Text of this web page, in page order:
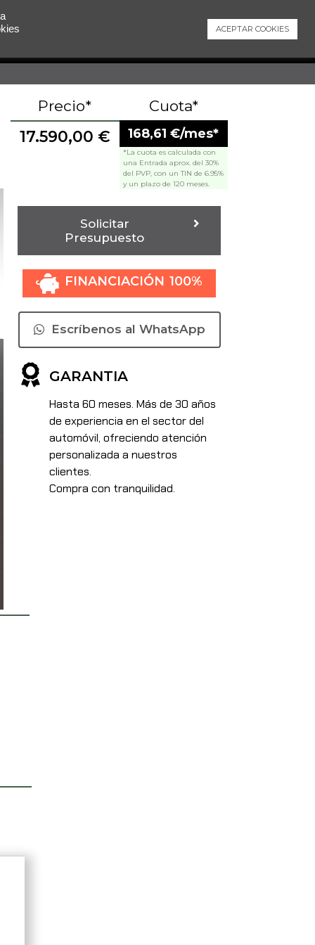
Contacto
Precio*
17.590,00 €
Cuota*
168,61 €/mes*
*La cuota es calculada con
una Entrada aprox. del 30%
del PVP, con un TIN de 6.95%
y un plazo de 120 meses.
Solicitar
Presupuesto
FINANCIACIÓN 100%
Escríbenos al WhatsApp
GARANTIA
Hasta 60 meses. Más de 30 años
de experiencia en el sector del
automóvil, ofreciendo atención
personalizada a nuestros
clientes.
Compra con tranquilidad.
ACEPTAR COOKIES